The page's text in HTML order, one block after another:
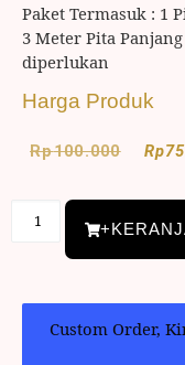
Paket Termasuk : 1
3 Meter Pita
diperlukan
Harga Produk
Rp100.000 Rp
Custom Order,